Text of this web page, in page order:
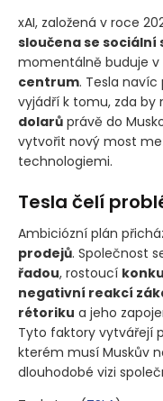
xAI, založená v roce
sloučena se sociální
momentálně buduje v
centrum. Tesla navíc
vyjádří k tomu, zda by
dolarů právě do
vytvořit nový most
technologiemi.
Tesla čelí
Ambiciózní plán
prodejů. Společnost
řadou, rostoucí
negativní reakcí
rétoriku a jeho
Tyto faktory vytvářejí
kterém musí Muskův
dlouhodobé vizi